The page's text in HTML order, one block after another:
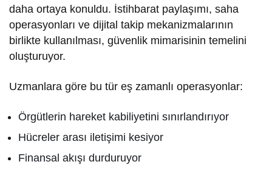
daha ortaya konuldu. İstihbarat paylaşımı, saha
operasyonları ve dijital takip mekanizmalarının
birlikte kullanılması, güvenlik mimarisinin temelini
oluşturuyor.
Uzmanlara göre bu tür eş zamanlı operasyonlar:
Örgütlerin hareket kabiliyetini sınırlandırıyor
Hücreler arası iletişimi kesiyor
Finansal akışı durduruyor